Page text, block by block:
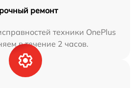
ремонт
техники OnePlus
в течение 2 часов.